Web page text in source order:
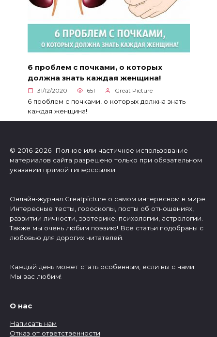
6 проблем с почками, о которых
должна знать каждая женщина!
31/12/2020 651 Great Picture
6 проблем с почками, о которых должна знать
каждая женщина!
© 2016-2026 Полное или частичное использование
материалов сайта разрешено только при обязательном
указании прямой гиперссылки.
Онлайн-журнал Greatpicture о самом интересном в мире.
Интересные тесты, гороскопы, посты об отношениях,
развитии личности, эзотерике, психологии, астрологии.
Также мы очень любим поэзию! Все статьи подобраны с
любовью для дорогих читателей.
Каждый день может стать особенным, если вы с нами.
Мы вас любим!
О нас
Написать нам
Отказ от ответственности